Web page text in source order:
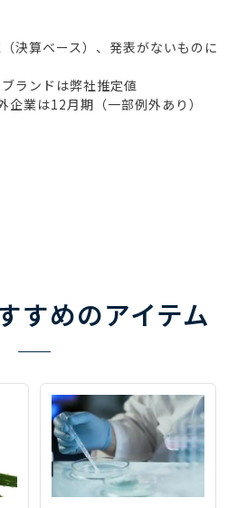
決算ベース）、発表がないものに
ランドは弊社推定値
業は12月期（一部例外あり）
すめのアイテム